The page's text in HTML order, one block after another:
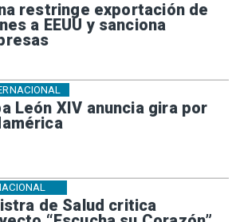
restringe exportación de
a EEUU y sanciona
León XIV anuncia gira por
de Salud critica